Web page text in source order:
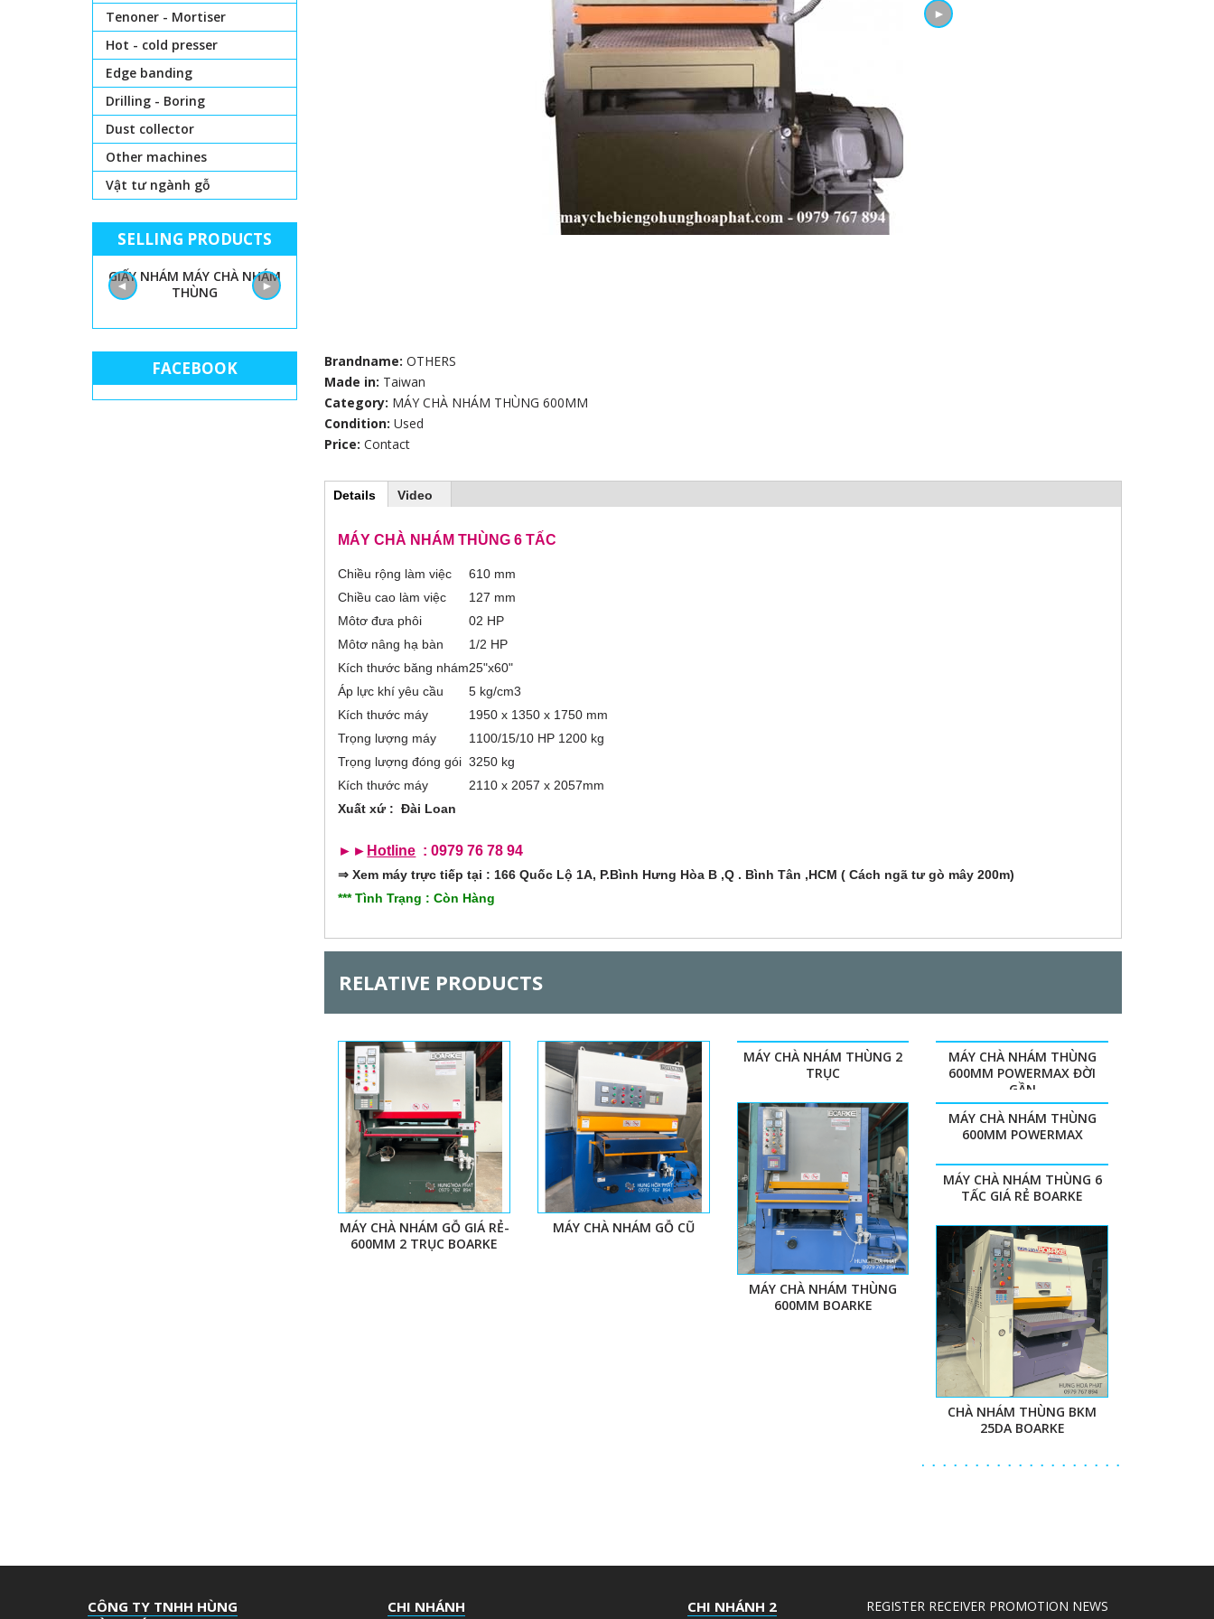
►
Brandname:OTHERS
Made in: Taiwan
Category: MÁY CHÀ NHÁM THÙNG 600MM
Condition:Used
Price:Contact
o
o
n
a
G
Details(
t
v
e
t
b
)
Video
MÁY CHÀ NHÁM THÙNG 6 TẤC
Chiều rộng làm việc
610 mm
Chiều cao làm việc
127 mm
Môtơ đưa phôi
02 HP
Môtơ nâng hạ bàn
1/2 HP
Kích thước băng nhám25"x60"
Áp lực khí yêu cầu
5 kg/cm3
Kích thước máy
1950 x 1350 x 1750 mm
Trọng lượng máy
1100/15/10 HP 1200 kg
Trọng lượng đóng gói 3250 kg
Kích thước máy
2110 x 2057 x 2057mm
Xuất xứ : Đài Loan
►► Hotline : 0979 76 78 94
⇒Xem máy trực tiếp tại : 166 Quốc Lộ 1A, P.Bình Hưng Hòa B ,Q . Bình Tân ,HCM ( Cách ngã tư gò mây 200m)
*** Tình Trạng : Còn Hàng
RELATIVE PRODUCTS
MÁY CHÀ NHÁM GỖ GIÁ RẺ-
600MM 2 TRỤC BOARKE
MÁY CHÀ NHÁM GỖ CŨ
MÁY CHÀ NHÁM THÙNG 2
TRỤC
MÁY CHÀ NHÁM THÙNG
600MM POWERMAX ĐỜI
GẦN
MÁY CHÀ NHÁM THÙNG
600MM BOARKE
MÁY CHÀ NHÁM THÙNG
600MM POWERMAX
MÁY CHÀ NHÁM THÙNG 6
TẤC GIÁ RẺ BOARKE
CHÀ NHÁM THÙNG BKM
25DA BOARKE
Tenoner - Mortiser
Hot - cold presser
Edge banding
Drilling - Boring
Dust collector
Other machines
Vật tư ngành gỗ
SELLING PRODUCTS
GIẤY NHÁM MÁY CHÀ NHÁM
THÙNG
◄ ►
FACEBOOK
CÔNG TY TNHH HÙNG
CHI NHÁNH
CHI NHÁNH 2 REGISTER RECEIVER PROMOTION NEWS